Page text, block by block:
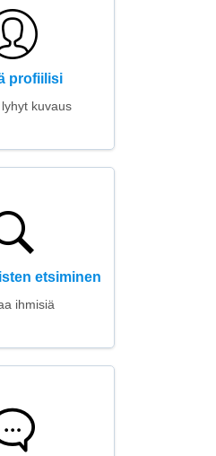
profiilisi
kuvaus
etsiminen
ihmisiä